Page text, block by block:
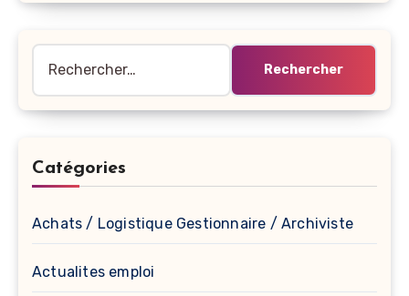
Catégories
Achats / Logistique Gestionnaire / Archiviste
Actualites emploi